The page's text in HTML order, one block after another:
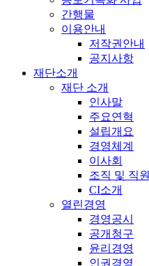
간행물
이용안내
저작권안내
공지사항
재단소개
재단 소개
인사말
주요연혁
설립개요
경영체계
이사회
조직 및 직원
CI소개
열린경영
경영공시
공개청구
윤리경영
인권경영